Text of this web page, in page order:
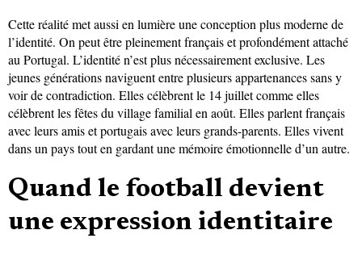
Cette réalité met aussi en lumière une conception plus moderne de
l’identité. On peut être pleinement français et profondément attaché
au Portugal. L’identité n’est plus nécessairement exclusive. Les
jeunes générations naviguent entre plusieurs appartenances sans y
voir de contradiction. Elles célèbrent le 14 juillet comme elles
célèbrent les fêtes du village familial en août. Elles parlent français
avec leurs amis et portugais avec leurs grands-parents. Elles vivent
dans un pays tout en gardant une mémoire émotionnelle d’un autre.
Quand le football devient
une expression identitaire